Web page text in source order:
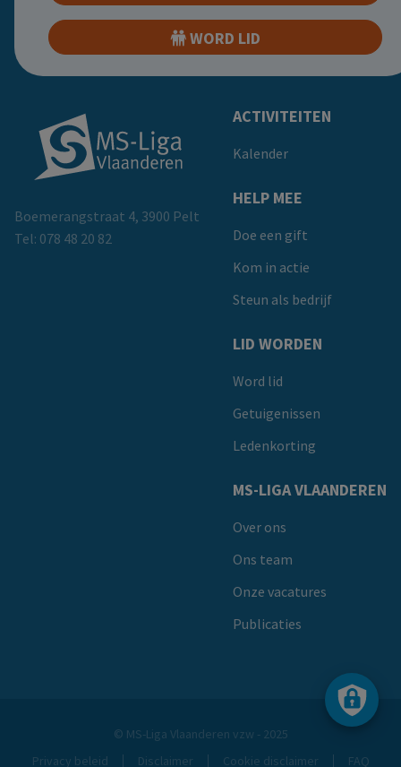
WORD LID
Boemerangstraat 4, 3900 Pelt
Tel: 078 48 20 82
Doormat
ACTIVITEITEN
Kalender
HELP MEE
Doe een gift
Kom in actie
Steun als bedrijf
LID WORDEN
Word lid
Getuigenissen
Ledenkorting
MS-LIGA VLAANDEREN
Over ons
Ons team
Onze vacatures
Publicaties
© MS-Liga Vlaanderen vzw - 2025
Privacy beleid
Disclaimer Cookie disclaimer FAQ